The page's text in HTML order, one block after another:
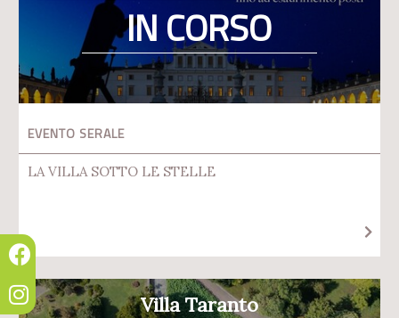
IN CORSO
EVENTO SERALE
LA VILLA SOTTO LE STELLE
Villa Taranto